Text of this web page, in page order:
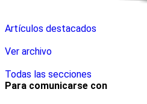
Artículos destacados
Ver archivo
Todas las secciones
Para comunicarse con